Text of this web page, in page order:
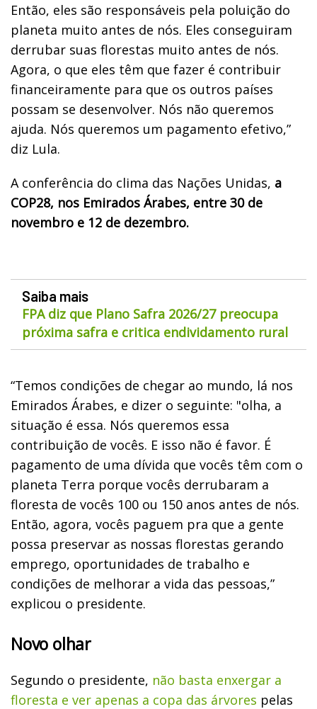
Então, eles são responsáveis pela poluição do
planeta muito antes de nós. Eles conseguiram
derrubar suas florestas muito antes de nós.
Agora, o que eles têm que fazer é contribuir
financeiramente para que os outros países
possam se desenvolver. Nós não queremos
ajuda. Nós queremos um pagamento efetivo,”
diz Lula.
A conferência do clima das Nações Unidas, a
COP28, nos Emirados Árabes, entre 30 de
novembro e 12 de dezembro.
Saiba mais
FPA diz que Plano Safra 2026/27 preocupa
próxima safra e critica endividamento rural
“Temos condições de chegar ao mundo, lá nos
Emirados Árabes, e dizer o seguinte: "olha, a
situação é essa. Nós queremos essa
contribuição de vocês. E isso não é favor. É
pagamento de uma dívida que vocês têm com o
planeta Terra porque vocês derrubaram a
floresta de vocês 100 ou 150 anos antes de nós.
Então, agora, vocês paguem pra que a gente
possa preservar as nossas florestas gerando
emprego, oportunidades de trabalho e
condições de melhorar a vida das pessoas,”
explicou o presidente.
Novo olhar
Segundo o presidente, não basta enxergar a
floresta e ver apenas a copa das árvores pelas